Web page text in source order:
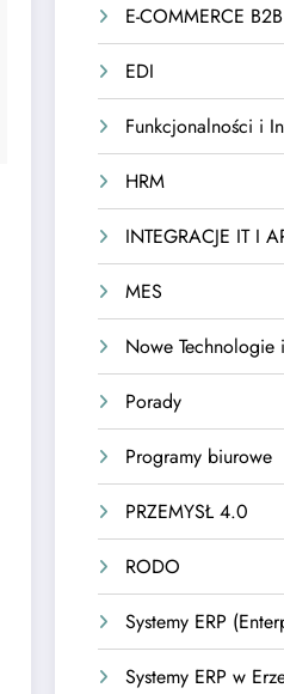
E-COMMERCE B2B
EDI
Funkcjonalności i
HRM
INTEGRACJE IT I
MES
Nowe Technologie
Porady
Programy biurowe
PRZEMYSŁ 4.0
RODO
Systemy ERP
Systemy ERP w